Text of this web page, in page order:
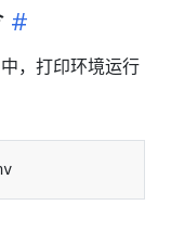
，打印环境运行